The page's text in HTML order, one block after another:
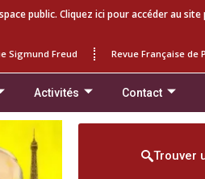
public. Cliquez ici pour accéder au site
Sigmund Freud Revue Française de
Activités Contact
Trouver